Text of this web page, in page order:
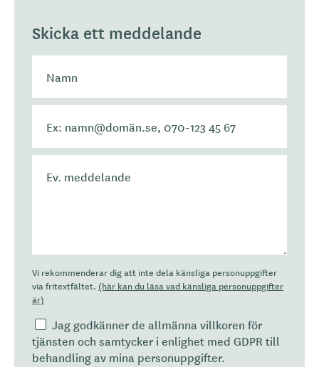
Skicka ett meddelande
Vi rekommenderar dig att inte dela känsliga personuppgifter
via fritextfältet. (här kan du läsa vad känsliga personuppgifter
är)
Jag godkänner de allmänna villkoren för
tjänsten och samtycker i enlighet med GDPR till
behandling av mina personuppgifter.